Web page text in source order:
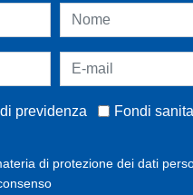
previdenza Fondi
di protezione dei dati